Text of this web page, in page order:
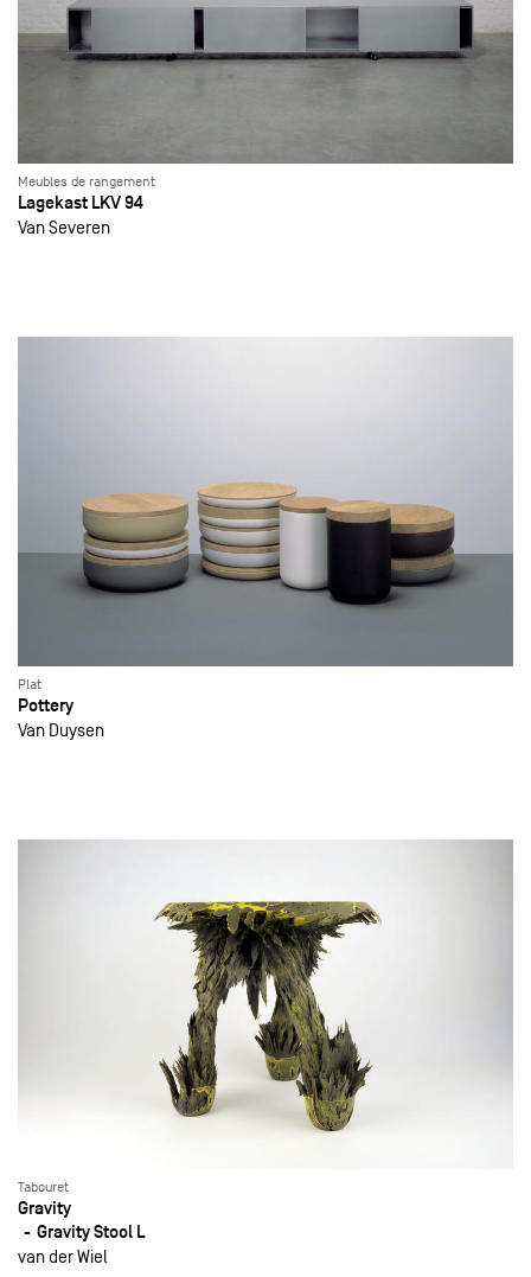
Meubles de rangement
Lagekast LKV 94
Van Severen
Plat
Pottery
Van Duysen
Tabouret
Gravity
Gravity Stool L
van der Wiel